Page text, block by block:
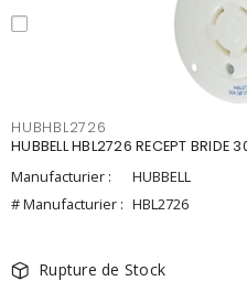
HUBHBL2726
HUBBELL HBL2726 RECEPT BRIDE
Manufacturier :
HUBBELL
# Manufacturier : HBL2726
Rupture de Stock